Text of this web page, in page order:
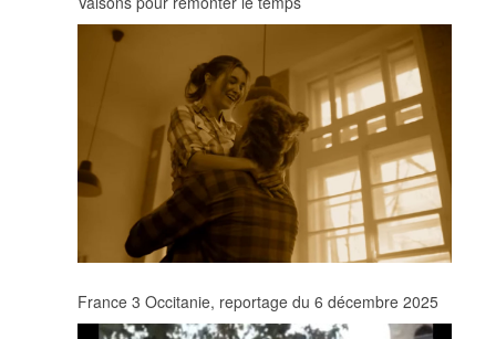
France 3 Occitanie, reportage du 6 décembre 2025